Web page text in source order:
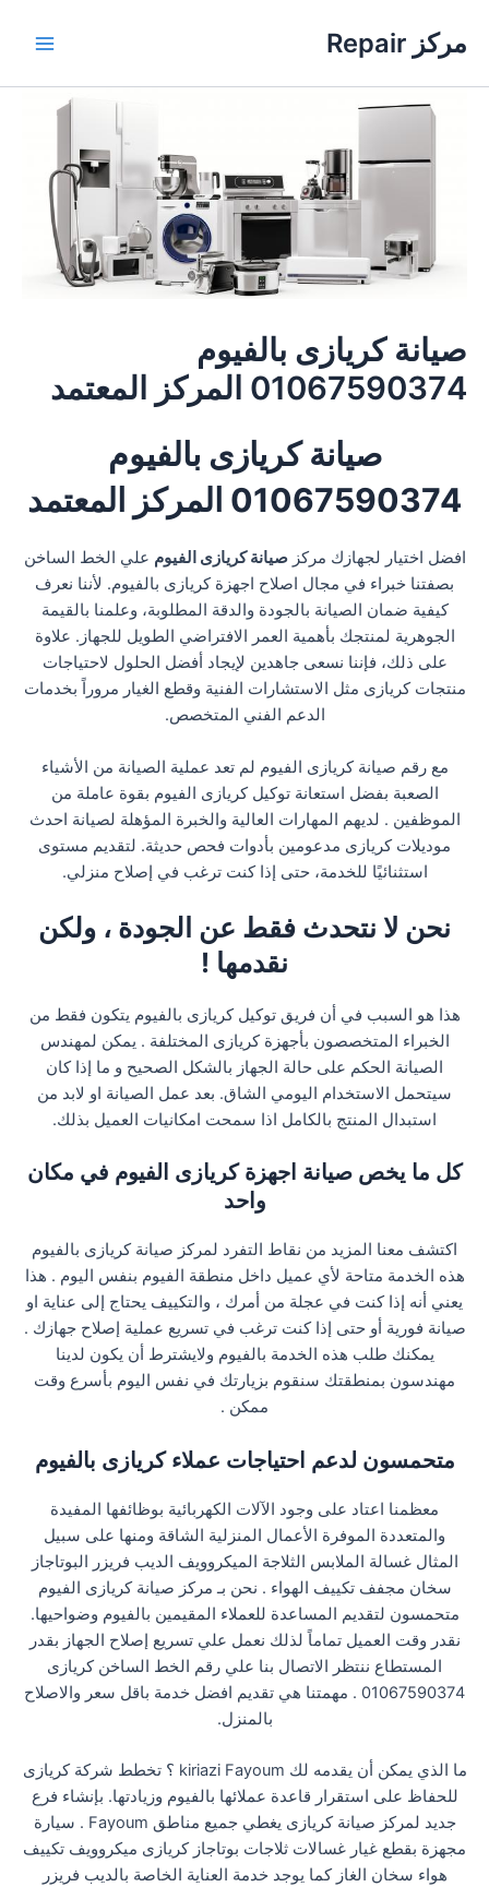
المحتوى
مركز Repair
صيانة كريازى بالفيوم
01067590374 المركز المعتمد
صيانة كريازى بالفيوم
01067590374 المركز المعتمد
افضل اختيار لجهازك مركزصيانة كريازى الفيوم علي الخط الساخن
بصفتنا خبراء في مجال اصلاح اجهزة كريازى بالفيوم. لأننا نعرف
كيفية ضمان الصيانة بالجودة والدقة المطلوبة، وعلمنا بالقيمة
الجوهرية لمنتجك بأهمية العمر الافتراضي الطويل للجهاز. علاوة
على ذلك، فإننا نسعى جاهدين لإيجاد أفضل الحلول لاحتياجات
منتجات كريازى مثل الاستشارات الفنية وقطع الغيار مروراً بخدمات
الدعم الفني المتخصص.
مع رقم صيانة كريازى الفيوم لم تعد عملية الصيانة من الأشياء
الصعبة بفضل استعانة توكيل كريازى الفيوم بقوة عاملة من
الموظفين . لديهم المهارات العالية والخبرة المؤهلة لصيانة احدث
موديلات كريازى مدعومين بأدوات فحص حديثة. لتقديم مستوى
استثنائيًا للخدمة، حتى إذا كنت ترغب في إصلاح منزلي.
نحن لا نتحدث فقط عن الجودة ، ولكن
نقدمها !
هذا هو السبب في أن فريق توكيل كريازى بالفيوم يتكون فقط من
الخبراء المتخصصون بأجهزة كريازى المختلفة . يمكن لمهندس
الصيانة الحكم على حالة الجهاز بالشكل الصحيح و ما إذا كان
سيتحمل الاستخدام اليومي الشاق. بعد عمل الصيانة او لابد من
استبدال المنتج بالكامل اذا سمحت امكانيات العميل بذلك.
كل ما يخص صيانة اجهزة كريازى الفيوم في مكان
واحد
اكتشف معنا المزيد من نقاط التفرد لمركز صيانة كريازى بالفيوم
هذه الخدمة متاحة لأي عميل داخل منطقة الفيوم بنفس اليوم . هذا
يعني أنه إذا كنت في عجلة من أمرك ، والتكييف يحتاج إلى عناية او
صيانة فورية أو حتى إذا كنت ترغب في تسريع عملية إصلاح جهازك .
يمكنك طلب هذه الخدمة بالفيوم ولايشترط أن يكون لدينا
مهندسون بمنطقتك سنقوم بزيارتك في نفس اليوم بأسرع وقت
ممكن .
متحمسون لدعم احتياجات عملاء كريازى بالفيوم
معظمنا اعتاد على وجود الآلات الكهربائية بوظائفها المفيدة
والمتعددة الموفرة الأعمال المنزلية الشاقة ومنها على سبيل
المثال غسالة الملابس الثلاجة الميكروويف الديب فريزر البوتاجاز
سخان مجفف تكييف الهواء . نحن بـ مركز صيانة كريازى الفيوم
متحمسون لتقديم المساعدة للعملاء المقيمين بالفيوم وضواحيها.
نقدر وقت العميل تماماً لذلك نعمل علي تسريع إصلاح الجهاز بقدر
المستطاع ننتظر الاتصال بنا علي رقم الخط الساخن كريازى
01067590374 . مهمتنا هي تقديم افضل خدمة باقل سعر والاصلاح
بالمنزل.
ما الذي يمكن أن يقدمه لك kiriazi Fayoum ؟ تخطط شركة كريازى
للحفاظ على استقرار قاعدة عملائها بالفيوم وزيادتها. بإنشاء فرع
جديد لمركز صيانة كريازى يغطي جميع مناطق Fayoum . سيارة
مجهزة بقطع غيار غسالات ثلاجات بوتاجاز كريازى ميكروويف تكييف
هواء سخان الغاز كما يوجد خدمة العناية الخاصة بالديب فريزر